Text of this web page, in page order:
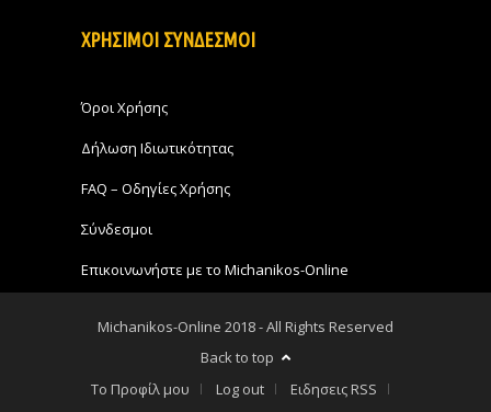
ΧΡΗΣΙΜΟΙ ΣΥΝΔΕΣΜΟΙ
Όροι Χρήσης
Δήλωση Ιδιωτικότητας
FAQ – Οδηγίες Χρήσης
Σύνδεσμοι
Επικοινωνήστε με το Michanikos-Online
Michanikos-Online 2018 - All Rights Reserved
Back to top
Το Προφίλ μου
Log out
Ειδησεις RSS